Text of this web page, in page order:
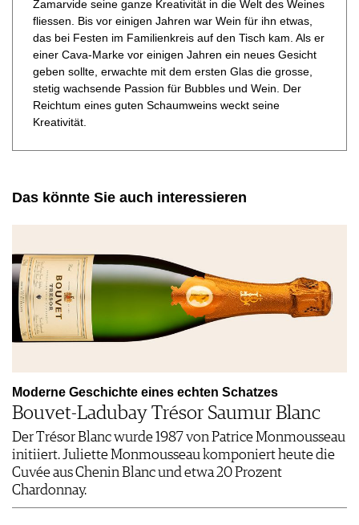
Zamarvide seine ganze Kreativität in die Welt des Weines
fliessen. Bis vor einigen Jahren war Wein für ihn etwas,
das bei Festen im Familienkreis auf den Tisch kam. Als er
einer Cava-Marke vor einigen Jahren ein neues Gesicht
geben sollte, erwachte mit dem ersten Glas die grosse,
stetig wachsende Passion für Bubbles und Wein. Der
Reichtum eines guten Schaumweins weckt seine
Kreativität.
Das könnte Sie auch interessieren
Moderne Geschichte eines echten Schatzes
Bouvet-Ladubay Trésor Saumur Blanc
Der Trésor Blanc wurde 1987 von Patrice Monmousseau
initiiert. Juliette Monmousseau komponiert heute die
Cuvée aus Chenin Blanc und etwa 20 Prozent
Chardonnay.